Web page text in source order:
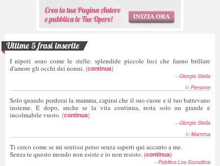
Ultime 5 frasi inserite
I nipoti sono come le stelle: splendide piccole luci che fanno brillare
d'amore gli occhi dei nonni. (continua)
--Giorgia Stella
in Persone
Solo quando perderai la mamma, capirai che il suo cuore e il tuo battevano
insieme. E dopo, anche se la vita continua, resta solo un grande e
incolmabile vuoto. (continua)
--Giorgia Stella
in Mamma
Ti cerco come se mi sentissi perso senza saperti qui accanto a me.
Senza te questo mondo non esiste e io non resisto. (continua)
--Pablitos Los Sconditos